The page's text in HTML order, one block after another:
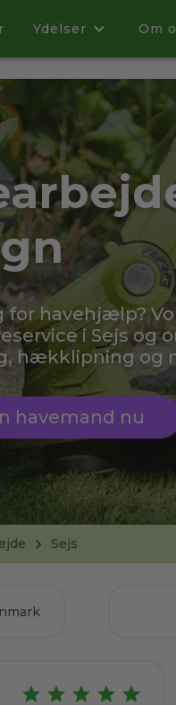
Ydelser Om
for havehjælp?
i Sejs og
hækklipning og
havemand nu
Sejs